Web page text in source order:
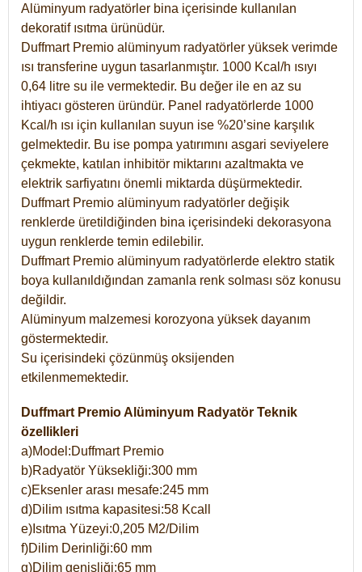
Alüminyum radyatörler bina içerisinde kullanılan
dekoratif ısıtma ürünüdür.
Duffmart Premio alüminyum radyatörler yüksek verimde
ısı transferine uygun tasarlanmıştır. 1000 Kcal/h ısıyı
0,64 litre su ile vermektedir. Bu değer ile en az su
ihtiyacı gösteren üründür. Panel radyatörlerde 1000
Kcal/h ısı için kullanılan suyun ise %20’sine karşılık
gelmektedir. Bu ise pompa yatırımını asgari seviyelere
çekmekte, katılan inhibitör miktarını azaltmakta ve
elektrik sarfiyatını önemli miktarda düşürmektedir.
Duffmart Premio alüminyum radyatörler değişik
renklerde üretildiğinden bina içerisindeki dekorasyona
uygun renklerde temin edilebilir.
Duffmart Premio alüminyum radyatörlerde elektro statik
boya kullanıldığından zamanla renk solması söz konusu
değildir.
Alüminyum malzemesi korozyona yüksek dayanım
göstermektedir.
Su içerisindeki çözünmüş oksijenden
etkilenmemektedir.
Duffmart Premio Alüminyum Radyatör Teknik
özellikleri
a)Model:Duffmart Premio
b)Radyatör Yüksekliği:300 mm
c)Eksenler arası mesafe:245 mm
d)Dilim ısıtma kapasitesi:58 Kcall
e)Isıtma Yüzeyi:0,205 M2/Dilim
f)Dilim Derinliği:60 mm
g)Dilim genişliği:65 mm